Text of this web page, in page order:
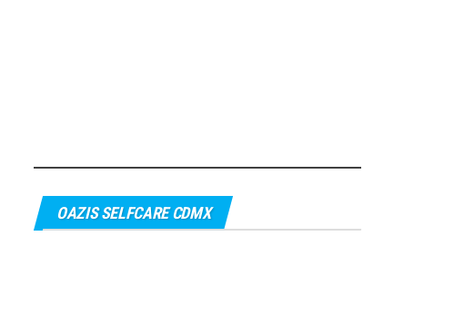
OAZIS SELFCARE CDMX